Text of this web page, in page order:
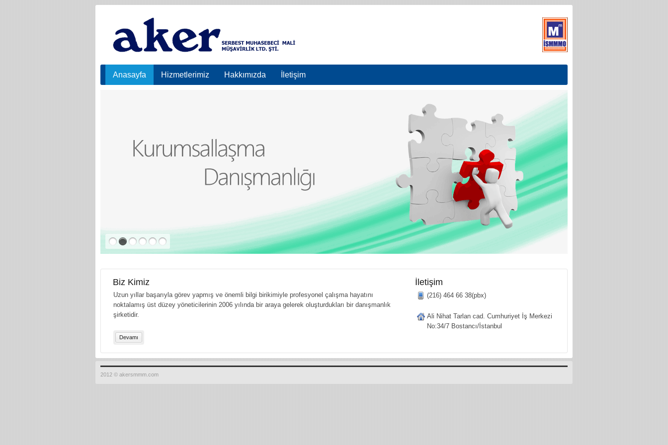
Anasayfa Hizmetlerimiz Hakkımızda İletişim
Biz Kimiz
Uzun yıllar başarıyla görev yapmış ve önemli bilgi birikimiyle profesyonel çalışma hayatını
noktalamış üst düzey yöneticilerinin 2006 yılında bir araya gelerek oluşturdukları bir danışmanlık
şirketidir.
Devamı
İletişim
(216) 464 66 38(pbx)
Ali Nihat Tarlan cad. Cumhuriyet İş Merkezi
No:34/7 Bostancı/İstanbul
2012 © akersmmm.com